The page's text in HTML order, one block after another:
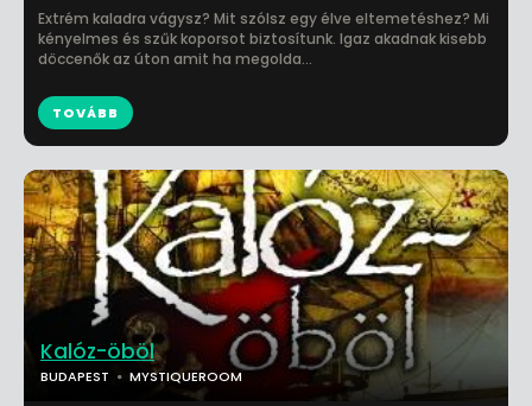
Extrém kaladra vágysz? Mit szólsz egy élve eltemetéshez? Mi
kényelmes és szűk koporsot biztosítunk. Igaz akadnak kisebb
döccenők az úton amit ha megolda...
TOVÁBB
Kalóz-öböl
BUDAPEST MYSTIQUEROOM